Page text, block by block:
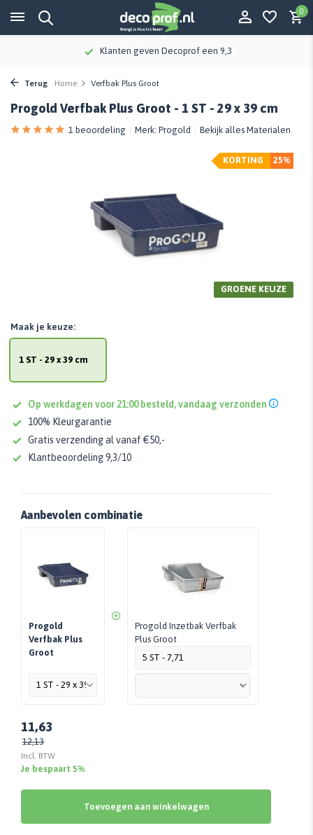
0
Klanten geven Decoprof een 9,3
Terug Home Verfbak Plus Groot
Progold Verfbak Plus Groot - 1 ST - 29 x 39 cm
1 beoordeling Merk: Progold Bekijk alles Materialen
GROENE KEUZE
25%
KORTING
1 ST - 29 x 39 cm
Maak je keuze:
Op werkdagen voor 21:00 besteld, vandaag verzonden
100% Kleurgarantie
Gratis verzending al vanaf €50,-
Klantbeoordeling 9,3/10
Aanbevolen combinatie
Progold
Verfbak Plus
Groot
Progold Inzetbak Verfbak
Plus Groot
5 ST - 7,71
11,63
12,13
Incl. BTW
Je bespaart 5%
Toevoegen aan winkelwagen